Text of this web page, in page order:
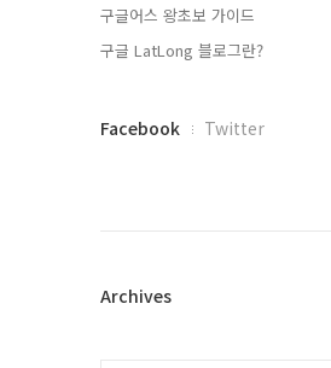
구글어스 왕초보 가이드
구글 LatLong 블로그란?
페
플
Facebook Twitter
Archives